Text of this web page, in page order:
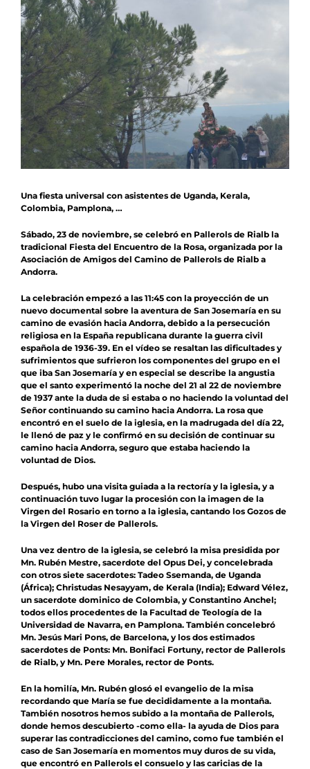
Agenda
Contacto
Colabora
Una fiesta universal con asistentes de Uganda, Kerala,
Colombia, Pamplona, …
Sábado, 23 de noviembre, se celebró en Pallerols de Rialb la
tradicional Fiesta del Encuentro de la Rosa, organizada por la
Asociación de Amigos del Camino de Pallerols de Rialb a
Andorra.
La celebración empezó a las 11:45 con la proyección de un
nuevo documental sobre la aventura de San Josemaría en su
camino de evasión hacia Andorra, debido a la persecución
religiosa en la España republicana durante la guerra civil
española de 1936-39. En el vídeo se resaltan las dificultades y
sufrimientos que sufrieron los componentes del grupo en el
que iba San Josemaría y en especial se describe la angustia
que el santo experimentó la noche del 21 al 22 de noviembre
de 1937 ante la duda de si estaba o no haciendo la voluntad del
Señor continuando su camino hacia Andorra. La rosa que
encontró en el suelo de la iglesia, en la madrugada del día 22,
le llenó de paz y le confirmó en su decisión de continuar su
camino hacia Andorra, seguro que estaba haciendo la
voluntad de Dios.
Después, hubo una visita guiada a la rectoría y la iglesia, y a
continuación tuvo lugar la procesión con la imagen de la
Virgen del Rosario en torno a la iglesia, cantando los Gozos de
la Virgen del Roser de Pallerols.
Una vez dentro de la iglesia, se celebró la misa presidida por
Mn. Rubén Mestre, sacerdote del Opus Dei, y concelebrada
con otros siete sacerdotes: Tadeo Ssemanda, de Uganda
(África); Christudas Nesayyam, de Kerala (India); Edward Vélez,
un sacerdote dominico de Colombia, y Constantino Anchel;
todos ellos procedentes de la Facultad de Teología de la
Universidad de Navarra, en Pamplona. También concelebró
Mn. Jesús Mari Pons, de Barcelona, ​​y los dos estimados
sacerdotes de Ponts: Mn. Bonifaci Fortuny, rector de Pallerols
de Rialb, y Mn. Pere Morales, rector de Ponts.
En la homilía, Mn. Rubén glosó el evangelio de la misa
recordando que María se fue decididamente a la montaña.
También nosotros hemos subido a la montaña de Pallerols,
donde hemos descubierto -como ella- la ayuda de Dios para
superar las contradicciones del camino, como fue también el
caso de San Josemaría en momentos muy duros de su vida,
que encontró en Pallerols el consuelo y las caricias de la